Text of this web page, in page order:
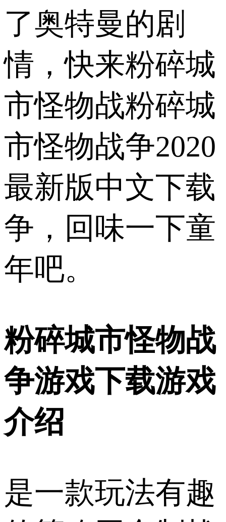
了奥特曼的剧
情，快来粉碎城
市怪物战粉碎城
市怪物战争2020
最新版中文下载
争，回味一下童
年吧。
粉碎城市怪物战
争游戏下载游戏
介绍
是一款玩法有趣